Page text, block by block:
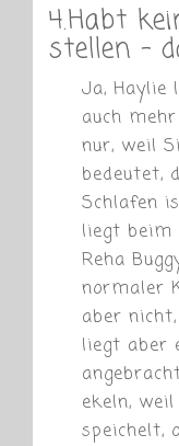
4.Habt
stellen –
Ja, Haylie
auch
nur, weil
bedeutet,
Schlafen
liegt beim
Reha
normaler
aber
liegt aber
ekeln,
speichelt,